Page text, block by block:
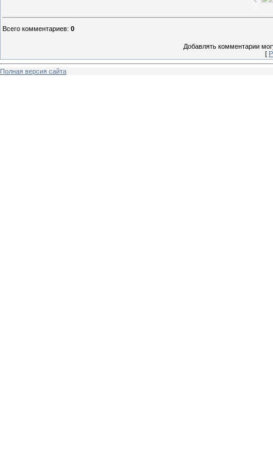
Всего комментариев: 0
Добавлять комментарии
[
Полная версия сайта